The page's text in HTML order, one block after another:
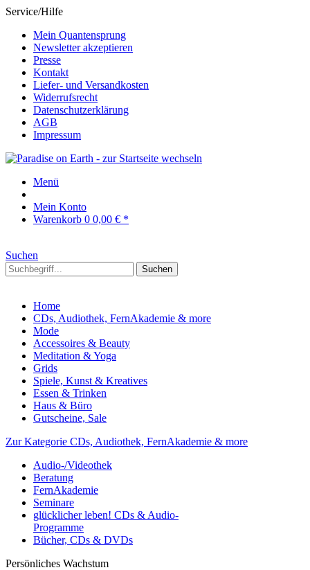
Service/Hilfe
Mein Quantensprung
Newsletter akzeptieren
Presse
Kontakt
Liefer- und Versandkosten
Widerrufsrecht
Datenschutzerklärung
AGB
Impressum
Menü
Mein Konto
Warenkorb 0 0,00 € *
Suchen
Suchen
Home
CDs, Audiothek, FernAkademie & more
Mode
Accessoires & Beauty
Meditation & Yoga
Grids
Spiele, Kunst & Kreatives
Essen & Trinken
Haus & Büro
Gutscheine, Sale
Zur Kategorie CDs, Audiothek, FernAkademie & more
Audio-/Videothek
Beratung
FernAkademie
Seminare
glücklicher leben! CDs & Audio-
Programme
Bücher, CDs & DVDs
Persönliches Wachstum